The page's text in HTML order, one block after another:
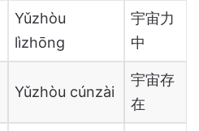
Yǔzhòu
lìzhōng
宇宙力
中
Yǔzhòu cúnzài
宇宙存
在